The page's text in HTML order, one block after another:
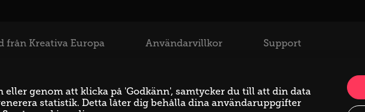
från Kreativa Europa Användarvillkor Support
genom att klicka på 'Godkänn', samtycker du till att din data
statistik. Detta låter dig behålla dina användaruppgifter